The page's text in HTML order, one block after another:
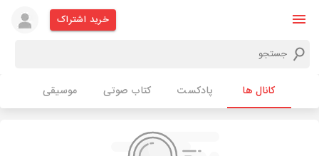
خرید اشتراک
کانال ها پادکست کتاب صوتی موسیقی